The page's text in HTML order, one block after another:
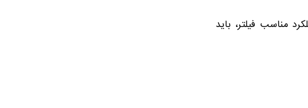
مناسب فیلتر، باید